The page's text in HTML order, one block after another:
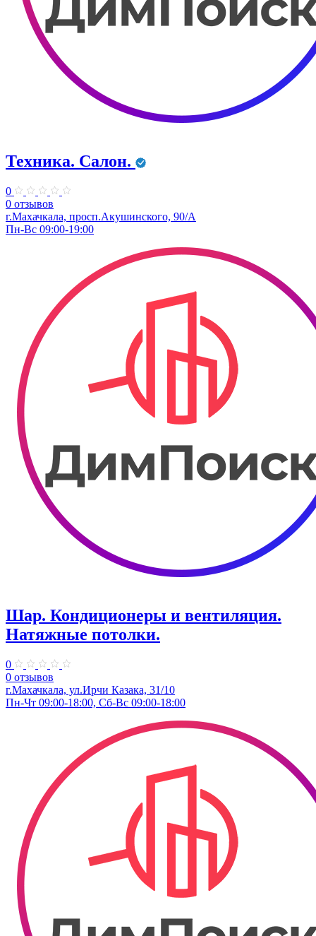
Техника. Салон.
0
0 отзывов
г.Махачкала, просп.Акушинского, 90/А
Пн-Вс 09:00-19:00
Шар. Кондиционеры и вентиляция.
Натяжные потолки.
0
0 отзывов
г.Махачкала, ​ул.Ирчи Казака, 31/10
Пн-Чт 09:00-18:00, Сб-Вс 09:00-18:00